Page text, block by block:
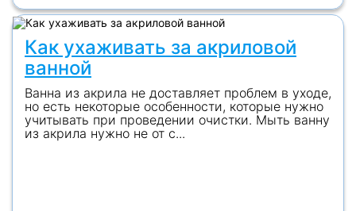
Как ухаживать за акриловой
ванной
Ванна из акрила не доставляет проблем в уходе,
но есть некоторые особенности, которые нужно
учитывать при проведении очистки. Мыть ванну
из акрила нужно не от с...